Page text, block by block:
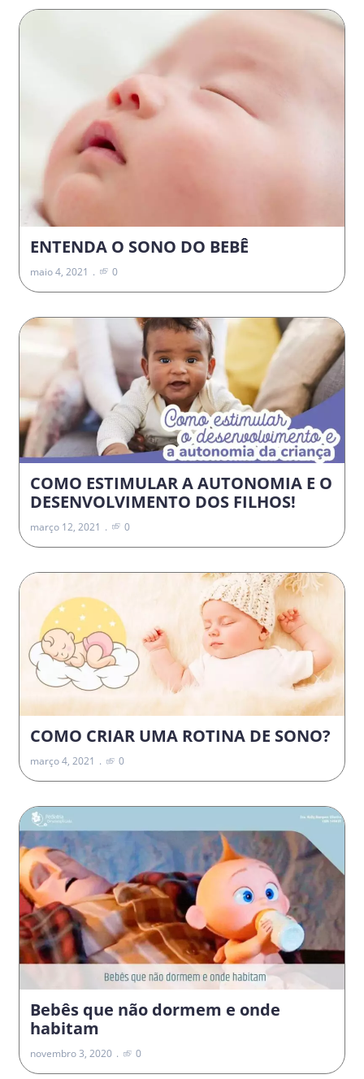
ENTENDA O SONO DO BEBÊ
maio 4, 2021 0
COMO ESTIMULAR A AUTONOMIA E O
DESENVOLVIMENTO DOS FILHOS!
março 12, 2021 0
COMO CRIAR UMA ROTINA DE SONO?
março 4, 2021 0
Bebês que não dormem e onde
habitam
novembro 3, 2020 0